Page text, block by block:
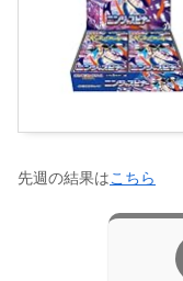
先週の結果はこちら